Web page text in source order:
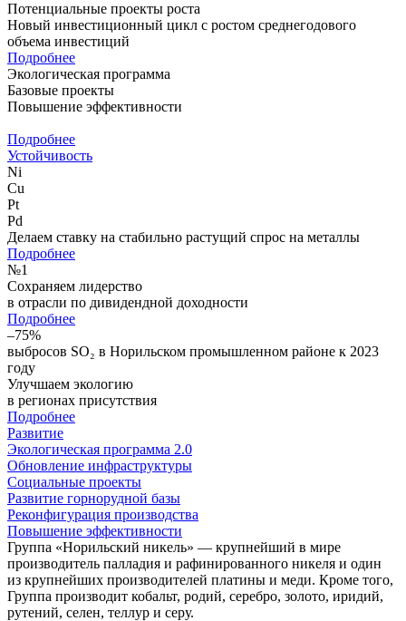
Потенциальные проекты роста
Новый инвестиционный цикл с ростом среднегодового
объема инвестиций
Подробнее
Экологическая программа
Базовые проекты
Повышение эффективности
Подробнее
Устойчивость
Ni
Cu
Pt
Pd
Делаем ставку на стабильно растущий спрос на металлы
Подробнее
№1
Сохраняем лидерство
в отрасли по дивидендной доходности
Подробнее
–75%
выбросов SO₂ в Норильском промышленном районе к 2023
году
Улучшаем экологию
в регионах присутствия
Подробнее
Развитие
Экологическая программа 2.0
Обновление инфраструктуры
Социальные проекты
Развитие горнорудной базы
Реконфигурация производства
Повышение эффективности
Группа «Норильский никель» — крупнейший в мире
производитель палладия и рафинированного никеля и один
из крупнейших производителей платины и меди. Кроме того,
Группа производит кобальт, родий, серебро, золото, иридий,
рутений, селен, теллур и серу.